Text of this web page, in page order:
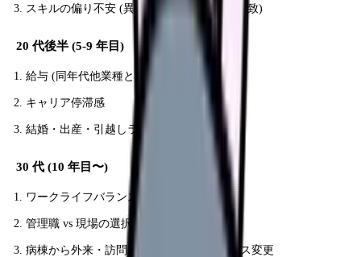
スキルの偏り不安 (異動ルートと希望の不一致)
20 代後半 (5-9 年目)
給与 (同年代他業種との乖離)
キャリア停滞感
結婚・出産・引越しライフイベント
30 代 (10 年目〜)
ワークライフバランス (子育て両立)
管理職 vs 現場の選択
病棟から外来・訪問・クリニックへのペース変更